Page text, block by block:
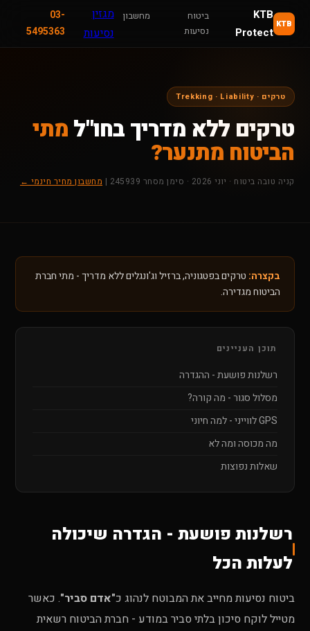
KTB
KTB
Protect
ביטוח
נסיעות
מחשבון
מגזין
נסיעות
03-
5495363
טרקים · Trekking · Liability
טרקים ללא מדריך בחו"למתי
הביטוח מתנער?
קניה טובה ביטוח · יוני 2026 · סימן מסחר 245939 | מחשבון מחיר חינמי ←
בקצרה: טרקים בפטגוניה, ברזיל וג'ונגלים ללא מדריך - מתי חברת
הביטוח מגדירה.
תוכן העניינים
רשלנות פושעת - ההגדרה
מסלול סגור - מה קורה?
GPS לווייני - למה חיוני
מה מכוסה ומה לא
שאלות נפוצות
רשלנות פושעת - הגדרה שיכולה
לעלות הכל
ביטוח נסיעות מחייב את המבוטח לנהוג כ"אדם סביר". כאשר
מטייל לוקח סיכון בלתי סביר במודע - חברת הביטוח רשאית